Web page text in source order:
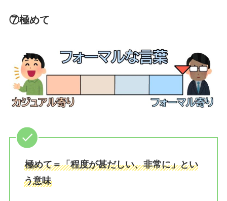
⑦極めて
極めて＝「程度が甚だしい、非常に」とい
う意味